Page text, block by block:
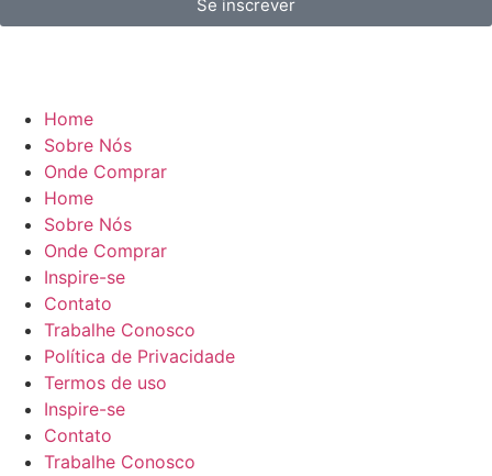
Se inscrever
Home
Sobre Nós
Onde Comprar
Home
Sobre Nós
Onde Comprar
Inspire-se
Contato
Trabalhe Conosco
Política de Privacidade
Termos de uso
Inspire-se
Contato
Trabalhe Conosco